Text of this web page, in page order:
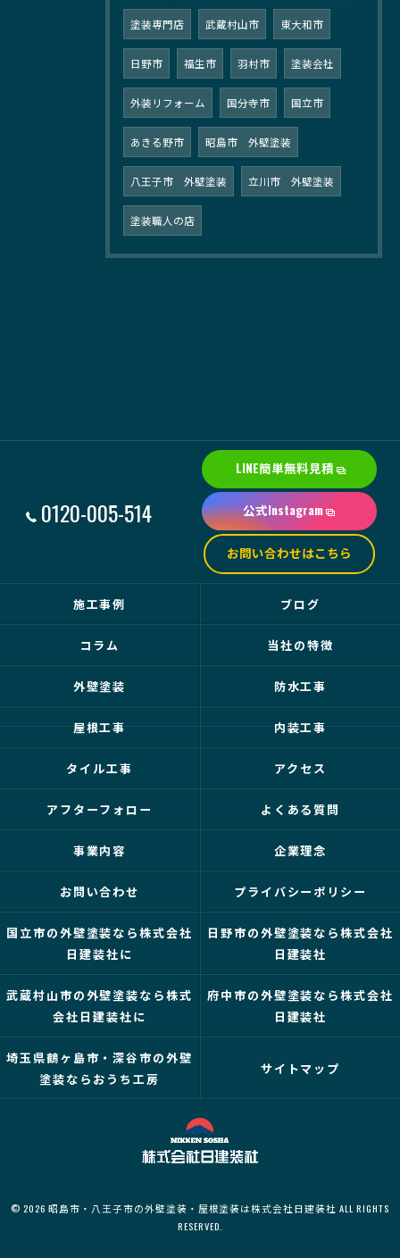
塗装専門店 武蔵村山市 東大和市
日野市 福生市 羽村市 塗装会社
外装リフォーム 国分寺市 国立市
あきる野市 昭島市 外壁塗装
八王子市 外壁塗装 立川市 外壁塗装
塗装職人の店
0120-005-514
LINE簡単無料見積
公式Instagram
お問い合わせはこちら
施工事例 ブログ
コラム 当社の特徴
外壁塗装 防水工事
屋根工事 内装工事
タイル工事 アクセス
アフターフォロー よくある質問
事業内容 企業理念
お問い合わせ プライバシーポリシー
国立市の外壁塗装なら株式会社
日建装社に
日野市の外壁塗装なら株式会社
日建装社
武蔵村山市の外壁塗装なら株式
会社日建装社に
府中市の外壁塗装なら株式会社
日建装社
埼玉県鶴ヶ島市・深谷市の外壁
塗装ならおうち工房
サイトマップ
© 2026 昭島市・八王子市の外壁塗装・屋根塗装は株式会社日建装社 ALL RIGHTS
RESERVED.